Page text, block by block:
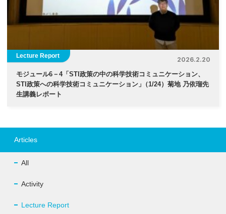
Lecture Report
2026.2.20
モジュール6－4「STI政策の中の科学技術コミュニケーション、
STI政策への科学技術コミュニケーション」 （1/24）菊地 乃依瑠先
生講義レポート
Articles
All
Activity
Lecture Report